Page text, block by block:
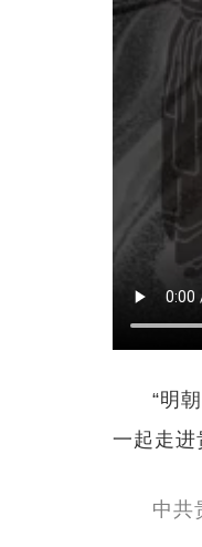
“明
一起走进
中共